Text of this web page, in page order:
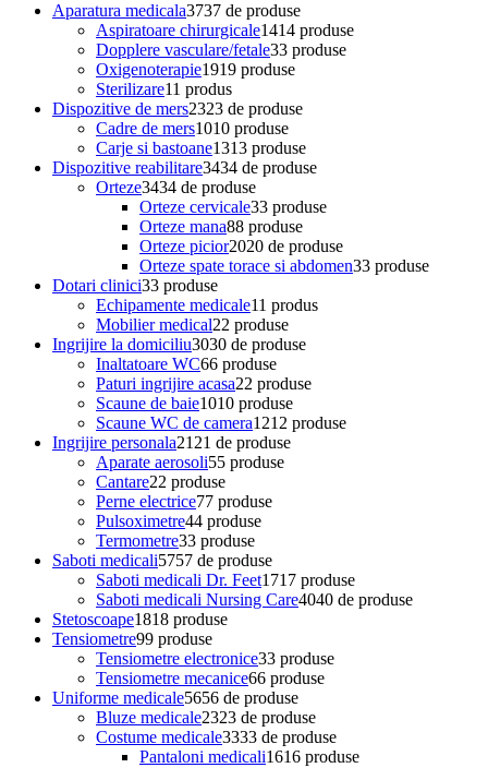
Aparatura medicala3737 de produse
Aspiratoare chirurgicale1414 produse
Dopplere vasculare/fetale33 produse
Oxigenoterapie1919 produse
Sterilizare11 produs
Dispozitive de mers2323 de produse
Cadre de mers1010 produse
Carje si bastoane1313 produse
Dispozitive reabilitare3434 de produse
Orteze3434 de produse
Orteze cervicale33 produse
Orteze mana88 produse
Orteze picior2020 de produse
Orteze spate torace si abdomen33 produse
Dotari clinici33 produse
Echipamente medicale11 produs
Mobilier medical22 produse
Ingrijire la domiciliu3030 de produse
Inaltatoare WC66 produse
Paturi ingrijire acasa22 produse
Scaune de baie1010 produse
Scaune WC de camera1212 produse
Ingrijire personala21 21 de produse
Aparate aerosoli55 produse
Cantare22 produse
Perne electrice77 produse
Pulsoximetre44 produse
Termometre33 produse
Saboti medicali5757 de produse
Saboti medicali Dr. Feet1717 produse
Saboti medicali Nursing Care4040 de produse
Stetoscoape1818 produse
Tensiometre99 produse
Tensiometre electronice33 produse
Tensiometre mecanice66 produse
Uniforme medicale5656 de produse
Bluze medicale2323 de produse
Costume medicale3333 de produse
Pantaloni medicali1616 produse